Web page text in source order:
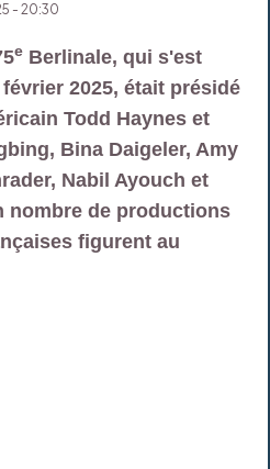
- 20:30
e Berlinale, qui s'est
2025, était présidé
Todd Haynes et
Bina Daigeler, Amy
Nabil Ayouch et
nombre de productions
figurent au